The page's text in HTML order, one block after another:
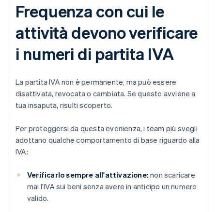
Frequenza con cui le
attività devono verificare
i numeri di partita IVA
La partita IVA non è permanente, ma può essere
disattivata, revocata o cambiata. Se questo avviene a
tua insaputa, risulti scoperto.
Per proteggersi da questa evenienza, i team più svegli
adottano qualche comportamento di base riguardo alla
IVA:
Verificarlo sempre all'attivazione: non scaricare
mai l'IVA sui beni senza avere in anticipo un numero
valido.